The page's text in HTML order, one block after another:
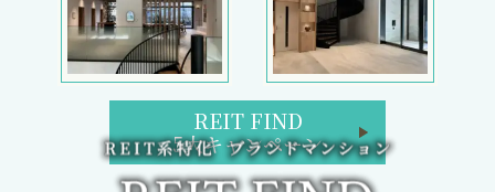
REIT FIND
5大キャンペーン